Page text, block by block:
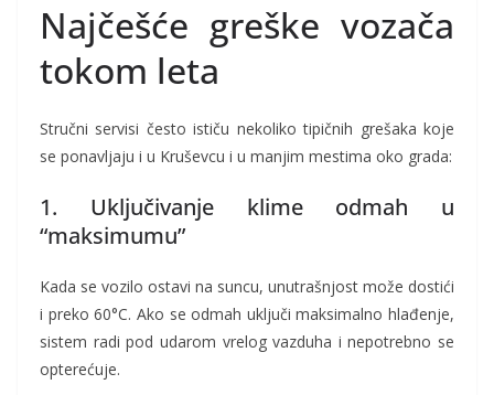
Najčešće greške vozača
tokom leta
Stručni servisi često ističu nekoliko tipičnih grešaka koje
se ponavljaju i u Kruševcu i u manjim mestima oko grada:
1. Uključivanje klime odmah u
“maksimumu”
Kada se vozilo ostavi na suncu, unutrašnjost može dostići
i preko 60°C. Ako se odmah uključi maksimalno hlađenje,
sistem radi pod udarom vrelog vazduha i nepotrebno se
opterećuje.